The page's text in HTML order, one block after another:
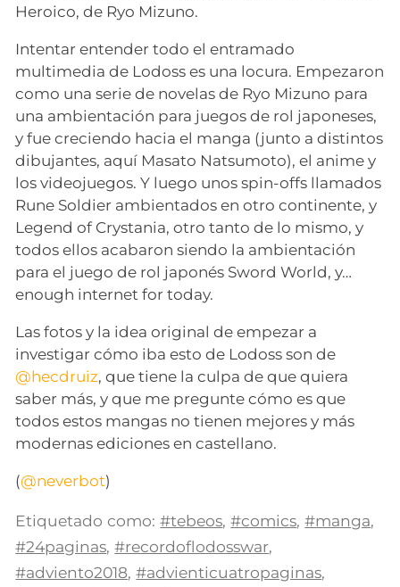
Heroico, de Ryo Mizuno.
Intentar entender todo el entramado
multimedia de Lodoss es una locura. Empezaron
como una serie de novelas de Ryo Mizuno para
una ambientación para juegos de rol japoneses,
y fue creciendo hacia el manga (junto a distintos
dibujantes, aquí Masato Natsumoto), el anime y
los videojuegos. Y luego unos spin-offs llamados
Rune Soldier ambientados en otro continente, y
Legend of Crystania, otro tanto de lo mismo, y
todos ellos acabaron siendo la ambientación
para el juego de rol japonés Sword World, y…
enough internet for today.
Las fotos y la idea original de empezar a
investigar cómo iba esto de Lodoss son de
@hecdruiz, que tiene la culpa de que quiera
saber más, y que me pregunte cómo es que
todos estos mangas no tienen mejores y más
modernas ediciones en castellano.
(@neverbot)
Etiquetado como: #tebeos,#comics,#manga,
#24paginas,#recordoflodosswar,
#adviento2018,#advienticuatropaginas,